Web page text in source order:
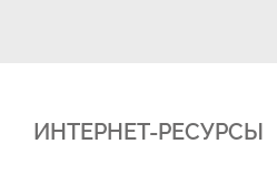
ИНТЕРНЕТ-РЕСУРСЫ